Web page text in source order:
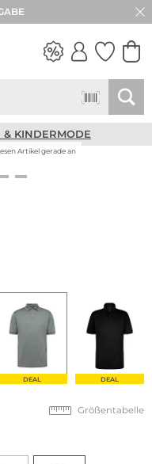
& KINDERMODE
Artikel gerade an
DEAL DEAL
Größentabelle